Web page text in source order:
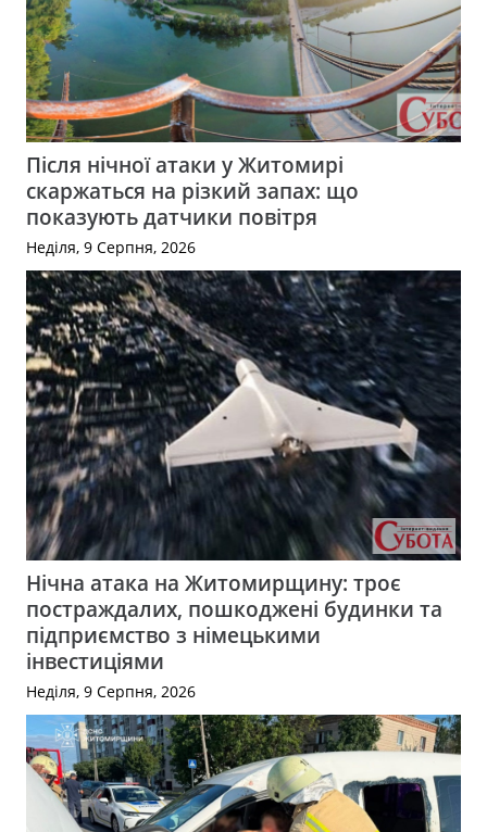
Після нічної атаки у Житомирі
скаржаться на різкий запах: що
показують датчики повітря
Неділя, 9 Серпня, 2026
Нічна атака на Житомирщину: троє
постраждалих, пошкоджені будинки та
підприємство з німецькими
інвестиціями
Неділя, 9 Серпня, 2026